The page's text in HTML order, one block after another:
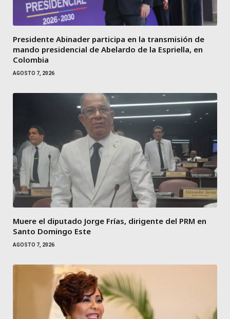
Presidente Abinader participa en la transmisión de
mando presidencial de Abelardo de la Espriella, en
Colombia
AGOSTO 7, 2026
Muere el diputado Jorge Frías, dirigente del PRM en
Santo Domingo Este
AGOSTO 7, 2026